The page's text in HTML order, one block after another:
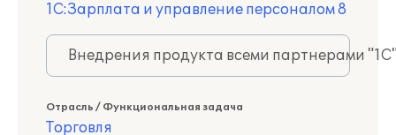
1С:Зарплата и управление персоналом 8
Внедрения продукта всеми партнерами
Отрасль / Функциональная задача
Торговля